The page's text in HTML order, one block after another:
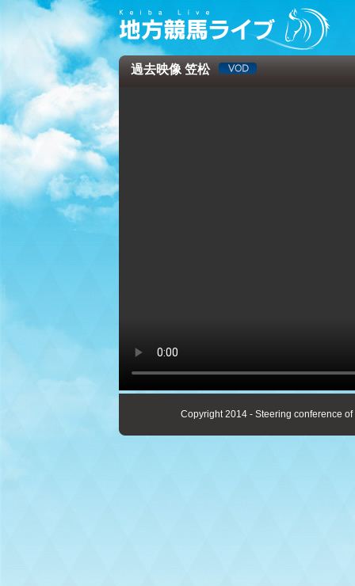
過去映像 笠松
Copyright 2014 - Steering conference